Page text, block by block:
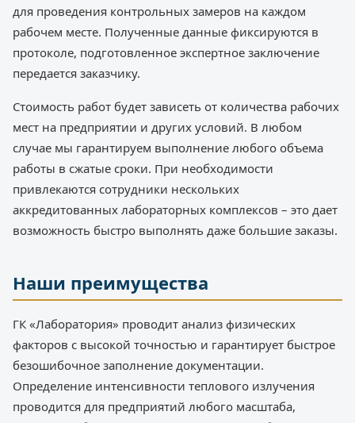
для проведения контрольных замеров на каждом
рабочем месте. Полученные данные фиксируются в
протоколе, подготовленное экспертное заключение
передается заказчику.
Стоимость работ будет зависеть от количества рабочих
мест на предприятии и других условий. В любом
случае мы гарантируем выполнение любого объема
работы в сжатые сроки. При необходимости
привлекаются сотрудники нескольких
аккредитованных лабораторных комплексов – это дает
возможность быстро выполнять даже большие заказы.
Наши преимущества
ГК «Лаборатория» проводит анализ физических
факторов с высокой точностью и гарантирует быстрое
безошибочное заполнение документации.
Определение интенсивности теплового излучения
проводится для предприятий любого масштаба,